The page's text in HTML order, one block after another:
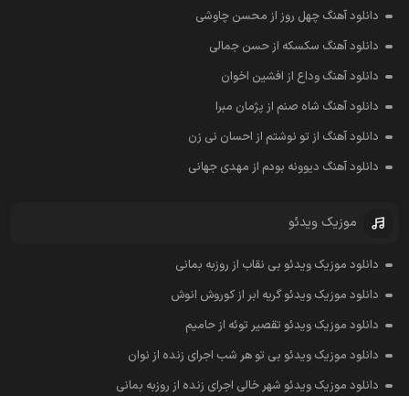
دانلود آهنگ چهل روز از محسن چاوشی
دانلود آهنگ سکسکه از حسن جمالی
دانلود آهنگ وداع از افشين اخوان
دانلود آهنگ شاه صنم از پژمان مبرا
دانلود آهنگ از تو نوشتم از احسان نی زن
دانلود آهنگ دیوونه بودم از مهدی جهانی
موزیک ویدئو
دانلود موزیک ویدئو بی نقاب از روزبه بمانی
دانلود موزیک ویدئو گریه ابر از کوروش انوش
دانلود موزیک ویدئو تقصیر توئه از حامیم
دانلود موزیک ویدئو بی تو هر شب اجرای زنده از نوان
دانلود موزیک ویدئو شهر خالی اجرای زنده از روزبه بمانی